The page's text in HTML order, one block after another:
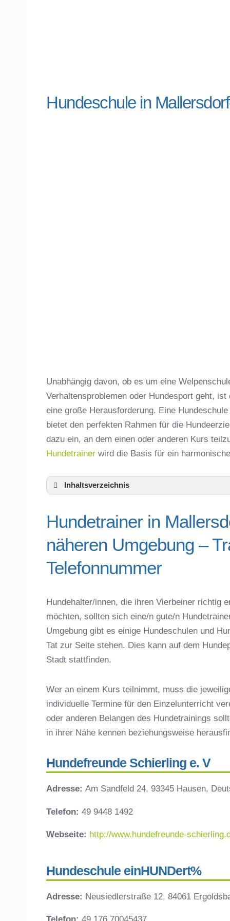
Hundeschule in
Unabhängig davon, ob es um eine
Verhaltensproblemen oder Hundesport geht,
eine große Herausforderung. Eine
bietet den perfekten Rahmen für die
dazu ein, an dem einen oder anderen Kurs
Hundetrainer wird die Basis für ein
Inhaltsverzeichnis
Hundetrainer in Mallersdorf-
Telefonnummer
Das macht einen guten Hundetrainer aus
Hundeführerschein für die Region
Hundetrainer Ausbildung in Mallersdorf-
Preisvergleich der Hundeschulen in
Hundeschulen vs. Hundesportvereine
So findet man den richtigen
Darum lohnt sich der Besuch einer
Hundetrainer in
näheren Umgebung –
Telefonnummer
Hundehalter/innen, die ihren Vierbeiner richtig
möchten, sollten sich eine/n gute/n
Umgebung gibt es einige Hundeschulen und
Tat zur Seite stehen. Dies kann auf dem
Stadt stattfinden.
Wer an einem Kurs teilnimmt, muss die
individuelle Termine für den Einzelunterricht
oder anderen Belangen des Hundetrainings
in ihrer Nähe kennen beziehungsweise
Hundefreunde Schierling e. V
Adresse: Am Sandfeld 24, 93345 Hausen,
Telefon: 49 9448 1492
Webseite: http://www.hundefreunde-
Hundeschule einHUNDert%
Adresse: Neusiedlerstraße 12, 84061
Telefon: 49 176 70045437